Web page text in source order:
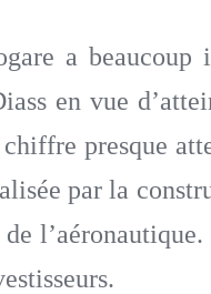
a
en vue
presque
par la